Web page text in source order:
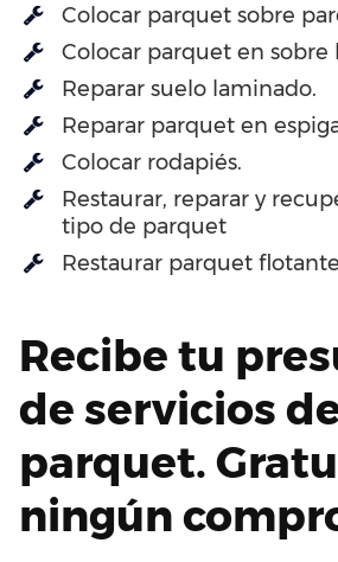
Colocar parquet sobre
Colocar parquet en sobre
Reparar suelo laminado.
Reparar parquet en
Colocar rodapiés.
Restaurar, reparar y
tipo de parquet
Restaurar parquet
Recibe tu
de servicios
parquet.
ningún